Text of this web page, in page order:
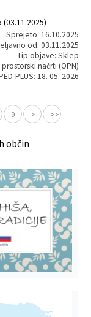
Sprejeto: 16.10.2025
od: 03.11.2025
Tip objave: Sklep
načrti (OPN)
PLUS: 18. 05. 2026
9 > >>
občin